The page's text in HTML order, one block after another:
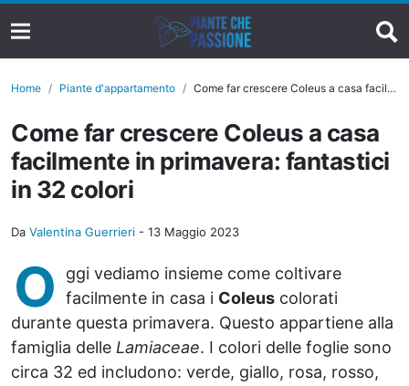
Home Piante d'appartamento Come far crescere Coleus a casa facilmente in primavera: fantastici in 32 colori
Come far crescere Coleus a casa
facilmente in primavera: fantastici
in 32 colori
Da Valentina Guerrieri - 13 Maggio 2023
O
ggi vediamo insieme come coltivare
facilmente in casa i Coleus colorati
durante questa primavera. Questo appartiene alla
famiglia delle Lamiaceae. I colori delle foglie sono
circa 32 ed includono: verde, giallo, rosa, rosso,